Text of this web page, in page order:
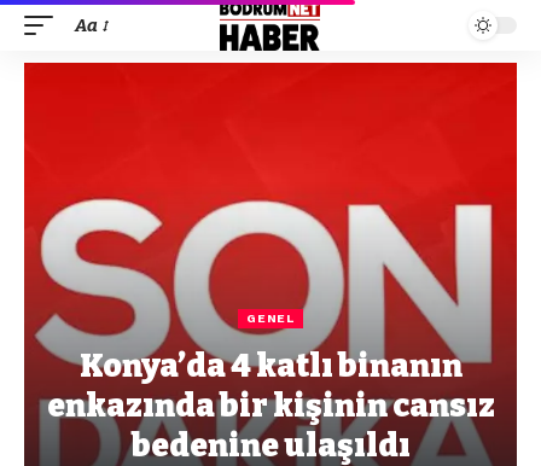
Aa
GENEL
Konya’da 4 katlı binanın
enkazında bir kişinin cansız
bedenine ulaşıldı